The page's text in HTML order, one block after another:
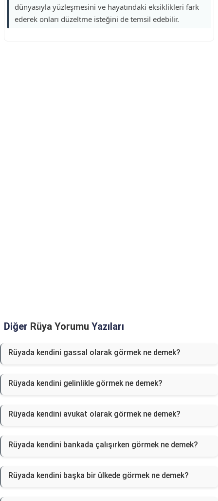
dünyasıyla yüzleşmesini ve hayatındaki eksiklikleri fark
ederek onları düzeltme isteğini de temsil edebilir.
Diğer Rüya Yorumu Yazıları
Rüyada kendini gassal olarak görmek ne demek?
Rüyada kendini gelinlikle görmek ne demek?
Rüyada kendini avukat olarak görmek ne demek?
Rüyada kendini bankada çalışırken görmek ne demek?
Rüyada kendini başka bir ülkede görmek ne demek?